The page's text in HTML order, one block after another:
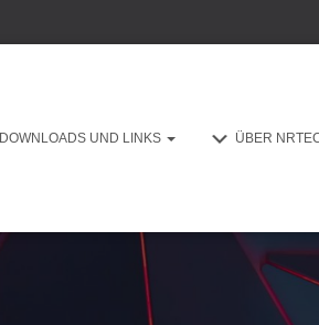
DOWNLOADS UND LINKS ÜBER